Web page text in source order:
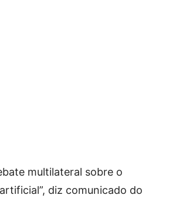
multilateral sobre o
diz comunicado do